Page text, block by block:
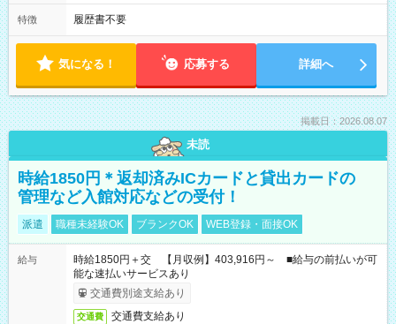
特徴 履歴書不要
気になる！ 応募する 詳細へ
掲載日：2026.08.07
未読
時給1850円＊返却済みICカードと貸出カードの
管理など入館対応などの受付！
派遣 職種未経験OK ブランクOK WEB登録・面接OK
給与
時給1850円＋交 【月収例】403,916円～ ■給与の前払いが可
能な速払いサービスあり
交通費別途支給あり
交通費 交通費支給あり